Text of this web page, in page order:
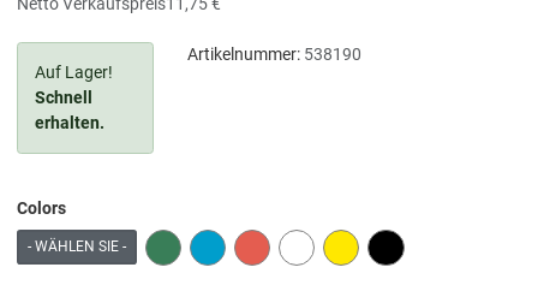
Auf Lager!
Schnell
erhalten.
Artikelnummer: 538190
Colors
- WÄHLEN SIE - GREEN BLUE RED WHITE YELLOW BLACK